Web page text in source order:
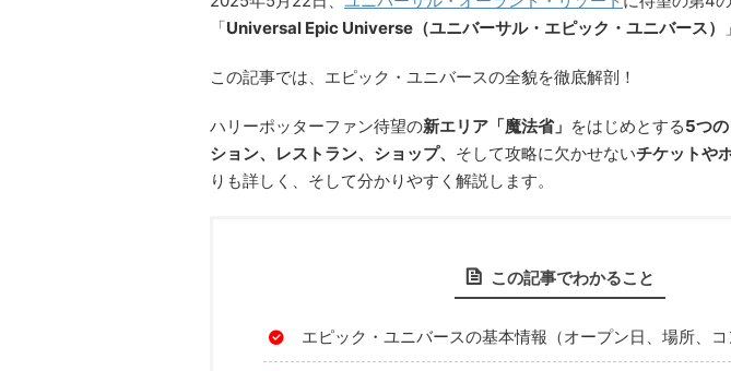
「Universal Epic Universe（ユニバーサル・エピック・ユニバース）
この記事では、エピック・ユニバースの全貌を徹底解剖！
ハリーポッターファン待望の新エリア「魔法省」 をはじめとする5つ
ション、レストラン、ショップ、 そして攻略に欠かせないチケットや
りも詳しく、そして分かりやすく解説します。
この記事でわかること
エピック・ユニバースの基本情報（オープン日、場所、コ